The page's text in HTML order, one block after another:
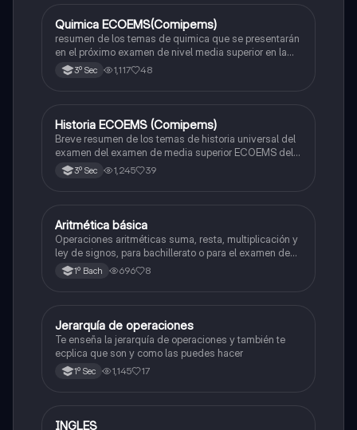
Química
Quimica ECOEMS(Comipems)
resumen de los temas de quimica que se presentarán
en el próximo examen de nivel media superior en la
zona metropolitana de el valle de México
3º Sec 1,117 48
Historia
Historia ECOEMS (Comipems)
Breve resumen de los temas de historia universal del
examen del examen de media superior ECOEMS del
valle de México
3º Sec 1,245 39
Matemáticas
Aritmética básica
Operaciones aritméticas suma, resta, multiplicación y
ley de signos, para bachillerato o para el examen de
admisión a la universidad
1º Bach 696 8
Matemáticas
Jerarquía de operaciones
Te enseña la jerarquía de operaciones y también te
ecplica que son y como las puedes hacer
1º Sec 1,145 17
Inglés
INGLES